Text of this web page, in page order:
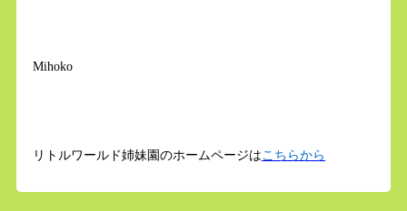
Mihoko
リトルワールド姉妹園のホームページは こちらから